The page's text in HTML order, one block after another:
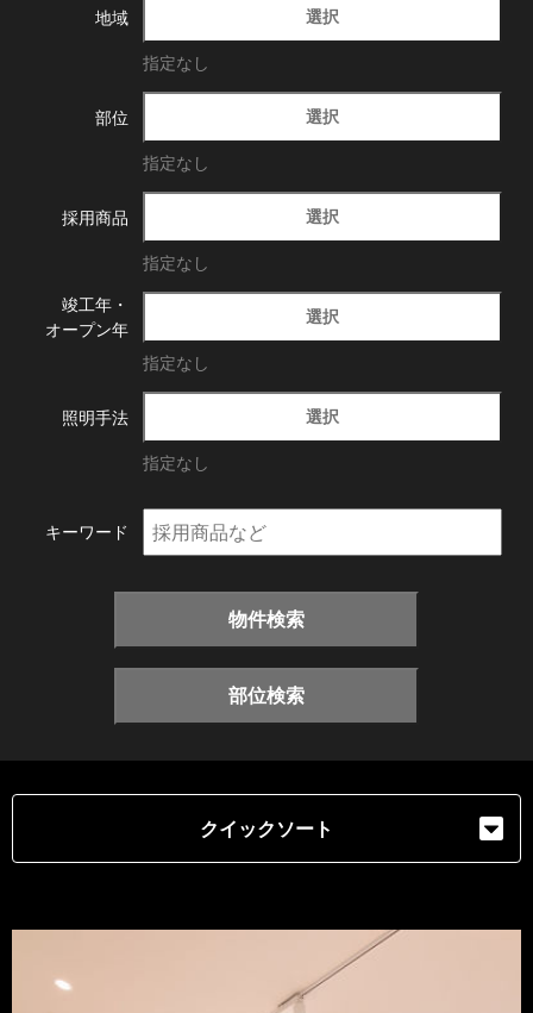
地域 選択
指定なし
部位 選択
指定なし
採用商品 選択
指定なし
竣工年・
オープン年
選択
指定なし
照明手法 選択
指定なし
キーワード
物件検索
部位検索
クイックソート